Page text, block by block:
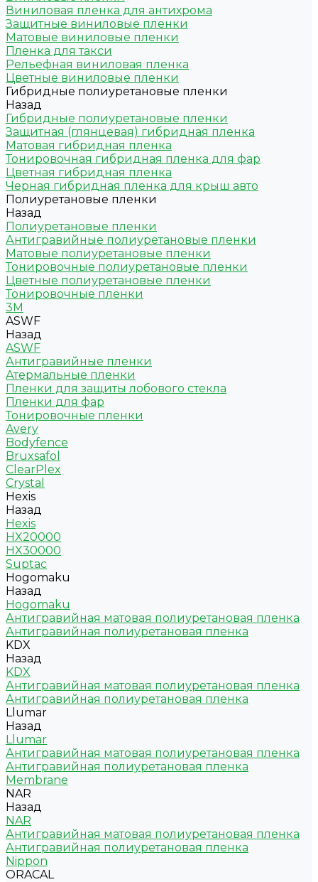
Виниловая пленка для антихрома
Защитные виниловые пленки
Матовые виниловые пленки
Пленка для такси
Рельефная виниловая пленка
Цветные виниловые пленки
Гибридные полиуретановые пленки
Назад
Гибридные полиуретановые пленки
Защитная (глянцевая) гибридная пленка
Матовая гибридная пленка
Тонировочная гибридная пленка для фар
Цветная гибридная пленка
Черная гибридная пленка для крыш авто
Полиуретановые пленки
Назад
Полиуретановые пленки
Антигравийные полиуретановые пленки
Матовые полиуретановые пленки
Тонировочные полиуретановые пленки
Цветные полиуретановые пленки
Тонировочные пленки
3M
ASWF
Назад
ASWF
Антигравийные пленки
Атермальные пленки
Пленки для защиты лобового стекла
Пленки для фар
Тонировочные пленки
Avery
Bodyfence
Bruxsafol
ClearPlex
Crystal
Hexis
Назад
Hexis
HX20000
HX30000
Suptac
Hogomaku
Назад
Hogomaku
Антигравийная матовая полиуретановая пленка
Антигравийная полиуретановая пленка
KDX
Назад
KDX
Антигравийная матовая полиуретановая пленка
Антигравийная полиуретановая пленка
Llumar
Назад
Llumar
Антигравийная матовая полиуретановая пленка
Антигравийная полиуретановая пленка
Membrane
NAR
Назад
NAR
Антигравийная матовая полиуретановая пленка
Антигравийная полиуретановая пленка
Nippon
ORACAL